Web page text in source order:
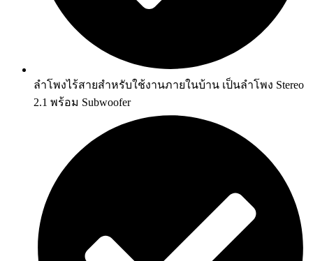
ลำโพงไร้สายสำหรับใช้งานภายในบ้าน เป็นลำโพง Stereo
2.1 พร้อม Subwoofer